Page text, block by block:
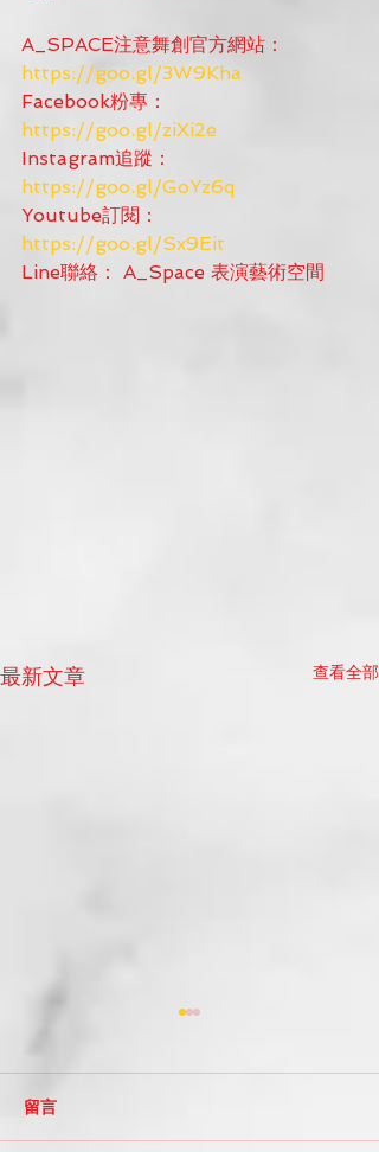
A_SPACE注意舞創官方網站：
https://goo.gl/3W9Kha
Facebook粉專：
https://goo.gl/ziXi2e
Instagram追蹤：
https://goo.gl/GoYz6q
Youtube訂閱：
https://goo.gl/Sx9Eit
Line聯絡： A_Space 表演藝術空間
最新文章 查看全部
留言